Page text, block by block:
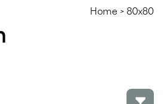
Home > 80x80